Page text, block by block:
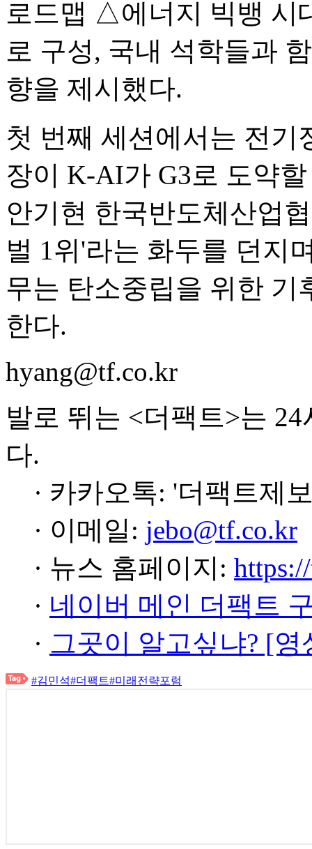
로드맵 △에너지 빅뱅 시
로 구성, 국내 석학들과
향을 제시했다.
첫 번째 세션에서는 전
장이 K-AI가 G3로 도약
안기현 한국반도체산업
벌 1위'라는 화두를 던지
무는 탄소중립을 위한 기
한다.
hyang@tf.co.kr
발로 뛰는 <더팩트>는
다.
· 카카오톡: '더팩트제
· 이메일: jebo@tf.co.kr
· 뉴스 홈페이지:
· 네이버 메인 더팩트
· 그곳이 알고싶냐? [
#김민석#더팩트#미래전략포럼